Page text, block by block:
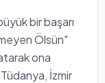
bir başarı
Ölsün"
ona
İzmir